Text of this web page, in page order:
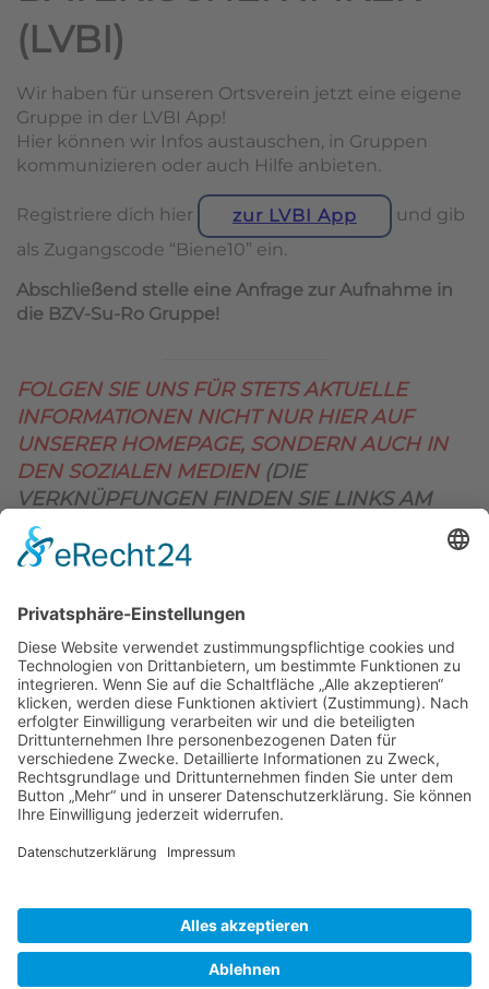
(LVBI)
Wir haben für unseren Ortsverein jetzt eine eigene
Gruppe in der LVBI App!
Hier können wir Infos austauschen, in Gruppen
kommunizieren oder auch Hilfe anbieten.
Registriere dich hier zur LVBI App
und gib
als Zugangscode “Biene10” ein.
Abschließend stelle eine Anfrage zur Aufnahme in
die BZV-Su-Ro Gruppe!
FOLGEN SIE UNS FÜR STETS AKTUELLE
INFORMATIONEN NICHT NUR HIER AUF
UNSERER HOMEPAGE, SONDERN AUCH IN
DEN SOZIALEN MEDIEN (DIE
VERKNÜPFUNGEN FINDEN SIE LINKS AM
OBEREN SEITENRAND)
BIENENZUCHTVEREIN SULZBACH-ROSENBERG
1871 E.V.
1. Vorsitzender
Matthias Bohmann
Siebeneichen 13
92237 Sulzbach-Rosenberg
E-Mail: vorstand@bienenzuchtverein-sulzbach-
Copyright © Bienenzuchtverein